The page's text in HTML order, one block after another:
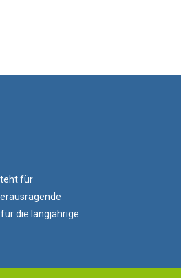
für
die langjährige